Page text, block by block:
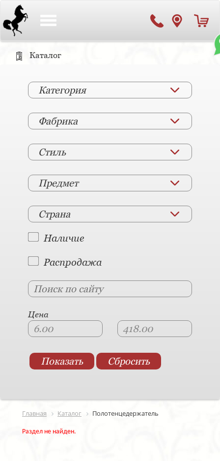
Каталог
Категория
Фабрика
Стиль
Предмет
Страна
Наличие
Распродажа
Цена
Главная Каталог Полотенцедержатель
Раздел не найден.